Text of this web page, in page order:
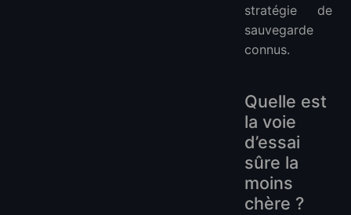
stratégie de
sauvegarde
connus.
Quelle est
la voie
d’essai
sûre la
moins
chère ?